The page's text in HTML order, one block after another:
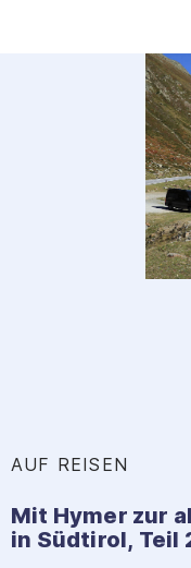
AUF REISEN
Mit Hymer zur
in Südtirol, Teil